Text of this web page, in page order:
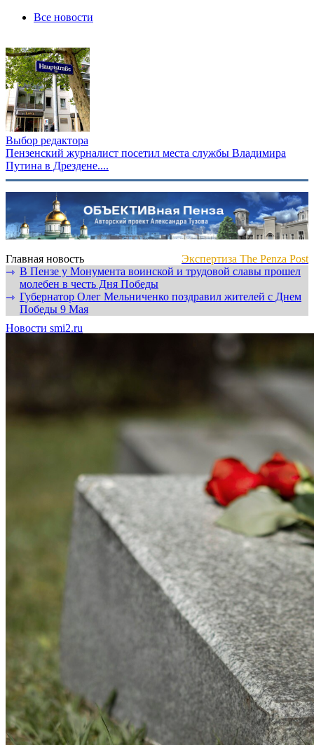
Все новости
Выбор редактора
Пензенский журналист посетил места службы Владимира
Путина в Дрездене....
Главная новость
Экспертиза The Penza Post
⇾ В Пензе у Монумента воинской и трудовой славы прошел
молебен в честь Дня Победы
⇾ Губернатор Олег Мельниченко поздравил жителей с Днем
Победы 9 Мая
Новости smi2.ru